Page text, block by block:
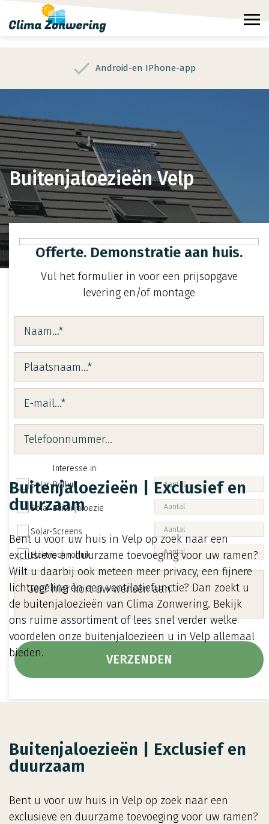
Android-en IPhone-app
Buitenjaloezieën Velp
Offerte. Demonstratie aan huis.
Vul het formulier in voor een prijsopgave
levering en/of montage
Interesse in:
Solar-Rolluik
Solar-Buitenjaloezie
Solar-Screens
Elektrisch rolluik
Buitenjaloezieën | Exclusief en
duurzaam
Bent u voor uw huis in Velp op zoek naar een
exclusieve en duurzame toevoeging voor uw ramen?
Wilt u daarbij ook meteen meer privacy, een fijnere
lichtregeling én een ventilatiefunctie? Dan zoekt u
de buitenjaloezieën van Clima Zonwering. Bekijk
ons ruime assortiment of lees snel verder welke
voordelen onze buitenjaloezieën u in Velp allemaal
bieden.
Buitenjaloezieën | Exclusief en
duurzaam
Bent u voor uw huis in Velp op zoek naar een
exclusieve en duurzame toevoeging voor uw ramen?